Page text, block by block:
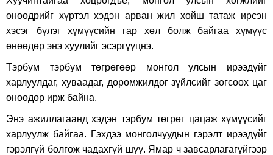
өнөөдрийг хүртэл хэдэн арван жил хойш татаж ирсэн
хэсэг бүлэг хүмүүсийн гар хөл болж байгаа хүмүүс
өнөөдөр энэ хуулийг эсэргүүцнэ.
Тэрбум тэрбум төгрөгөөр монгол улсын ирээдүйг
харлуулдаг, хуваадаг, доромжилдог зүйлсийг зогсоох цаг
өнөөдөр ирж байна.
Энэ ажиллагаанд хэдэн тэрбум төгрөг цацаж хүмүүсийг
харлуулж байгаа. Гэхдээ монголчуудын гэрэлт ирээдүйг
гэрэлгүй болгож чадахгүй шүү. Ямар ч завсарлагагүйгээр